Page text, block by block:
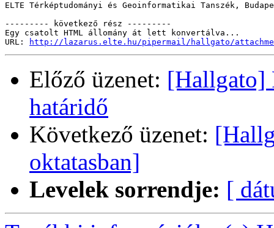
ELTE Térképtudományi és Geoinformatikai Tanszék,
--------- következő rész ---------
Egy csatolt HTML állomány át lett konvertálva...
URL:
http://lazarus.elte.hu/pipermail/hallgato/
Előző üzenet: [Hallgato]
határidő
Következő üzenet:
oktatasban]
Levelek sorrendje: [